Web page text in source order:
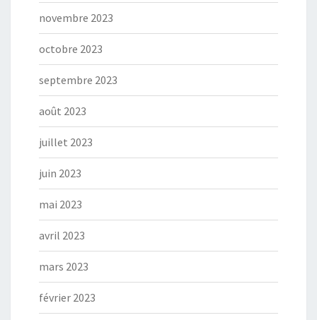
novembre 2023
octobre 2023
septembre 2023
août 2023
juillet 2023
juin 2023
mai 2023
avril 2023
mars 2023
février 2023